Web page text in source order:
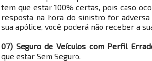
tem que estar 100% certas, pois caso
resposta na hora do sinistro for
sua apólice, você poderá não receber a
07) Seguro de Veículos com Perfil
que estar Sem Seguro.